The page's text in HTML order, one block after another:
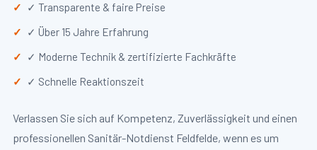
✓ Transparente & faire Preise
✓ Über 15 Jahre Erfahrung
✓ Moderne Technik & zertifizierte Fachkräfte
✓ Schnelle Reaktionszeit
Verlassen Sie sich auf Kompetenz, Zuverlässigkeit und einen
professionellen Sanitär-Notdienst Feldfelde, wenn es um